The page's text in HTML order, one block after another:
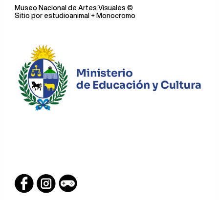
Museo Nacional de Artes Visuales ©
Sitio por estudioanimal + Monocromo